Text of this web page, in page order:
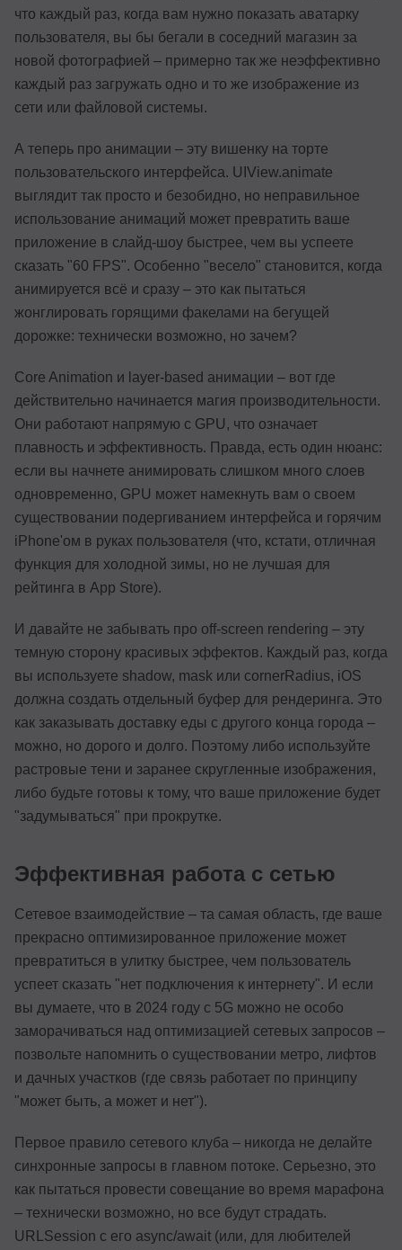
что каждый раз, когда вам нужно показать аватарку
пользователя, вы бы бегали в соседний магазин за
новой фотографией – примерно так же неэффективно
каждый раз загружать одно и то же изображение из
сети или файловой системы.
А теперь про анимации – эту вишенку на торте
пользовательского интерфейса. UIView.animate
выглядит так просто и безобидно, но неправильное
использование анимаций может превратить ваше
приложение в слайд-шоу быстрее, чем вы успеете
сказать "60 FPS". Особенно "весело" становится, когда
анимируется всё и сразу – это как пытаться
жонглировать горящими факелами на бегущей
дорожке: технически возможно, но зачем?
Core Animation и layer-based анимации – вот где
действительно начинается магия производительности.
Они работают напрямую с GPU, что означает
плавность и эффективность. Правда, есть один нюанс:
если вы начнете анимировать слишком много слоев
одновременно, GPU может намекнуть вам о своем
существовании подергиванием интерфейса и горячим
iPhone'ом в руках пользователя (что, кстати, отличная
функция для холодной зимы, но не лучшая для
рейтинга в App Store).
И давайте не забывать про off-screen rendering – эту
темную сторону красивых эффектов. Каждый раз, когда
вы используете shadow, mask или cornerRadius, iOS
должна создать отдельный буфер для рендеринга. Это
как заказывать доставку еды с другого конца города –
можно, но дорого и долго. Поэтому либо используйте
растровые тени и заранее скругленные изображения,
либо будьте готовы к тому, что ваше приложение будет
"задумываться" при прокрутке.
Эффективная работа с сетью
Сетевое взаимодействие – та самая область, где ваше
прекрасно оптимизированное приложение может
превратиться в улитку быстрее, чем пользователь
успеет сказать "нет подключения к интернету". И если
вы думаете, что в 2024 году с 5G можно не особо
заморачиваться над оптимизацией сетевых запросов –
позвольте напомнить о существовании метро, лифтов
и дачных участков (где связь работает по принципу
"может быть, а может и нет").
Первое правило сетевого клуба – никогда не делайте
синхронные запросы в главном потоке. Серьезно, это
как пытаться провести совещание во время марафона
– технически возможно, но все будут страдать.
URLSession с его async/await (или, для любителей